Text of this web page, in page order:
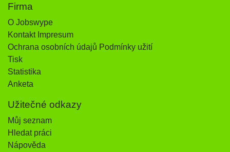
Firma
O Jobswype
Kontakt Impresum
Ochrana osobních údajů Podmínky užití
Tisk
Statistika
Anketa
Užitečné odkazy
Můj seznam
Hledat práci
Nápověda